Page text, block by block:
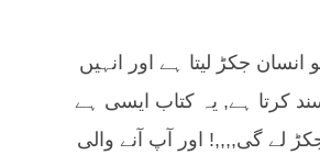
انسان جکڑ لیتا ہے اور انہیں
پسند کرتا ہے, یہ کتاب ایسی ہے
لے گی,,,,! اور آپ آنے والی